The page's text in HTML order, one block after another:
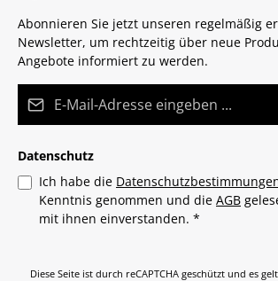
Abonnieren Sie jetzt unseren regelmäßig
Newsletter, um rechtzeitig über neue
Angebote informiert zu werden.
Datenschutz
Ich habe die
Kenntnis genommen und die AGB
mit ihnen einverstanden. *
Diese Seite ist durch reCAPTCHA geschützt und es